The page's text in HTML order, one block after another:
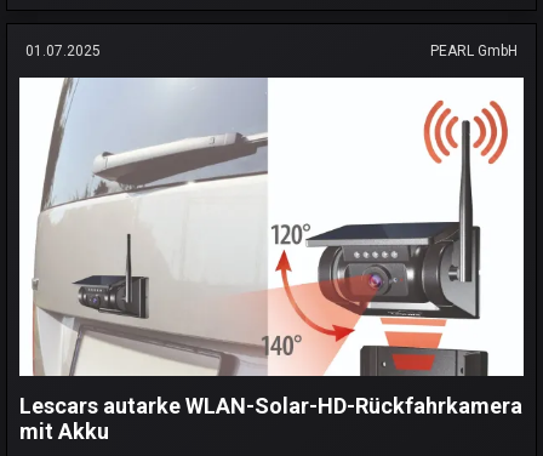
01.07.2025 PEARL GmbH
Lescars autarke WLAN-Solar-HD-Rückfahrkamera
mit Akku